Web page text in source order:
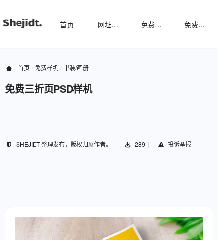
首页 网址导航 免费样机 免费字体
首页 免费样机 书装/画册
免费三折页PSD样机
SHEJIDT 整理发布，版权归原作者。 289 投诉举报